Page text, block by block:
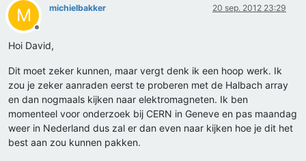
M
Offline
michielbakker 20 sep. 2012 23:29
Hoi David,
Dit moet zeker kunnen, maar vergt denk ik een hoop werk. Ik
zou je zeker aanraden eerst te proberen met de Halbach array
en dan nogmaals kijken naar elektromagneten. Ik ben
momenteel voor onderzoek bij CERN in Geneve en pas maandag
weer in Nederland dus zal er dan even naar kijken hoe je dit het
best aan zou kunnen pakken.